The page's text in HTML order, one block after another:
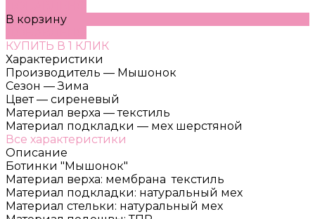
В корзину
КУПИТЬ В 1 КЛИК
Характеристики
Производитель — Мышонок
Сезон — Зима
Цвет — сиреневый
Материал верха — текстиль
Материал подкладки — мех шерстяной
Все характеристики
Описание
Ботинки "Мышонок"
Материал верха: мембрана текстиль
Материал подкладки: натуральный мех
Материал стельки: натуральный мех